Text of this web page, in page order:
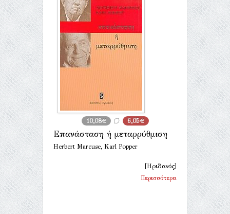
10,08€ 6,05€
Επανάσταση ή μεταρρύθμιση
Herbert Marcuse, Karl Popper
[Ηριδανός]
Περισσότερα